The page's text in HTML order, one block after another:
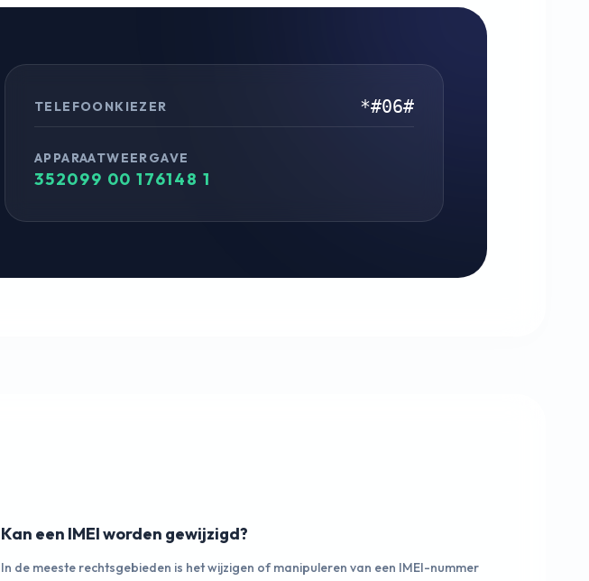
TELEFOONKIEZER *#06#
APPARAATWEERGAVE
352099 00 176148 1
Kan een IMEI worden gewijzigd?
In de meeste rechtsgebieden is het wijzigen of manipuleren van een IMEI-nummer